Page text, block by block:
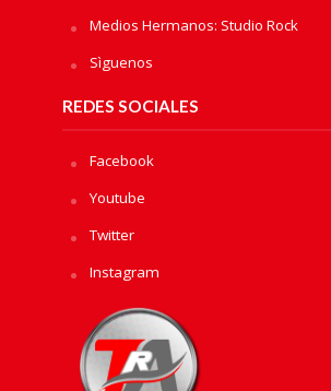
Medios Hermanos: Studio Rock
Sìguenos
REDES SOCIALES
Facebook
Youtube
Twitter
Instagram